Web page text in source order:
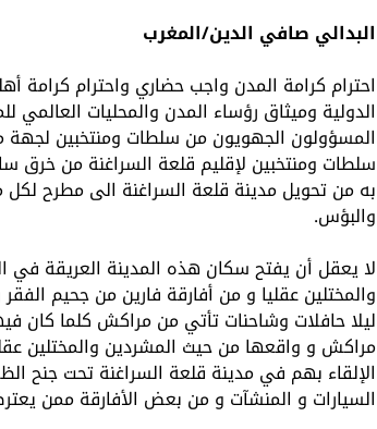
البدالي صافي الدين/المغرب
احترام كرامة المدن واجب حضاري واحترام كرامة
الدولية وميثاق رؤساء المدن والمحليات
المسؤولون الجهويون من سلطات ومنتخبين
سلطات ومنتخبين لإقليم قلعة السراغنة من خرق
به من تحويل مدينة قلعة السراغنة الى مطرح
والبؤس.
لا يعقل أن يفتح سكان هذه المدينة العريقة في
والمختلين عقليا و من أفارقة فارين من جحيم
ليلا حافلات وشاحنات تأتي من مراكش كلما كان
مراكش و واقعها من حيث المشردين والمختلين
الإلقاء بهم في مدينة قلعة السراغنة تحت جنح
السيارات و المنشآت و من بعض الأفارقة ممن